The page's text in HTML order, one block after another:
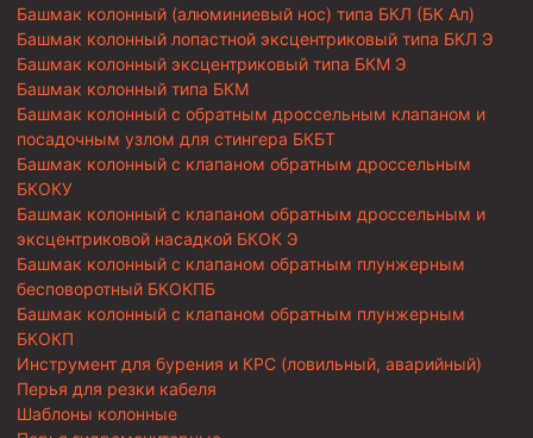
Башмак колонный (алюминиевый нос) типа БКЛ (БК Ал)
Башмак колонный лопастной эксцентриковый типа БКЛ Э
Башмак колонный эксцентриковый типа БКМ Э
Башмак колонный типа БКМ
Башмак колонный с обратным дроссельным клапаном и
посадочным узлом для стингера БКБТ
Башмак колонный с клапаном обратным дроссельным
БКОКУ
Башмак колонный с клапаном обратным дроссельным и
эксцентриковой насадкой БКОК Э
Башмак колонный с клапаном обратным плунжерным
бесповоротный БКОКПБ
Башмак колонный с клапаном обратным плунжерным
БКОКП
Инструмент для бурения и КРС (ловильный, аварийный)
Перья для резки кабеля
Шаблоны колонные